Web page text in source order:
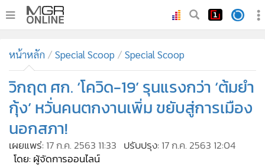
ทันเหตุการณ์
• ภาคใต้
ภูมิภาค
Online Section
• บันเทิง
ผู้จัดการรายวัน
หน้าหลัก Special Scoop Special Scoop
วิกฤต ศก. ‘โควิด-19’ รุนแรงกว่า ‘ต้มยำ
กุ้ง’ หวั่นคนตกงานเพิ่ม ขยับสู่การเมือง
นอกสภา!
เผยแพร่: 17 ก.ค. 2563 11:33 ปรับปรุง: 17 ก.ค. 2563 12:04
โดย: ผู้จัดการออนไลน์